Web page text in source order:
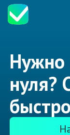
Нужно
нуля?